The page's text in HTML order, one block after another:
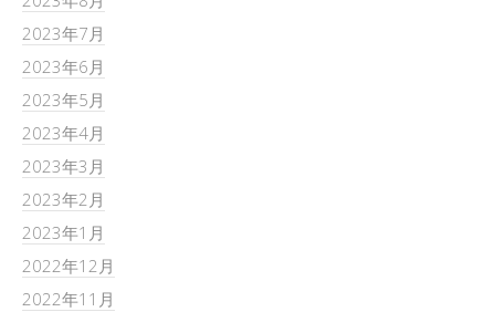
2023年7月
2023年6月
2023年5月
2023年4月
2023年3月
2023年2月
2023年1月
2022年12月
2022年11月